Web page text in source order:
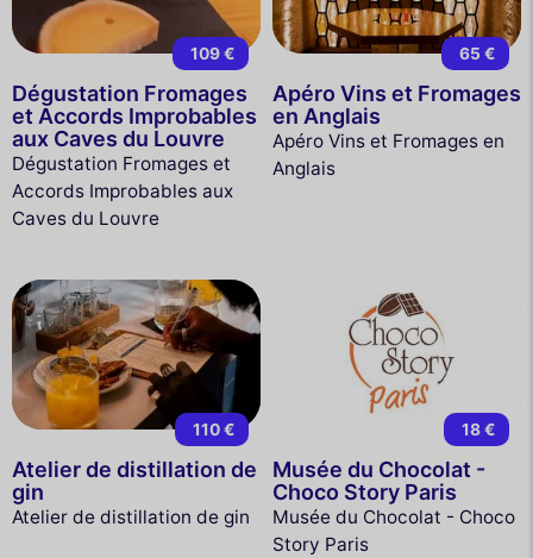
109 €
Dégustation Fromages
et Accords Improbables
aux Caves du Louvre
Dégustation Fromages et
Accords Improbables aux
Caves du Louvre
65 €
Apéro Vins et Fromages
en Anglais
Apéro Vins et Fromages en
Anglais
110 €
Atelier de distillation de
gin
Atelier de distillation de gin
18 €
Musée du Chocolat -
Choco Story Paris
Musée du Chocolat - Choco
Story Paris